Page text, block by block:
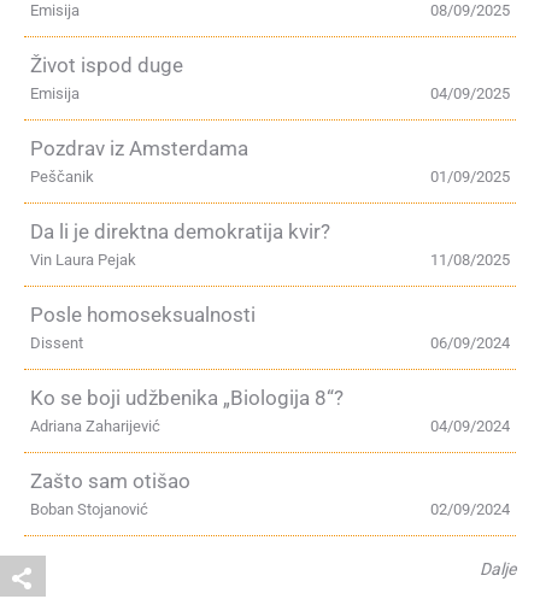
08/09/2025
Emisija
Život ispod duge
04/09/2025
Emisija
Pozdrav iz Amsterdama
01/09/2025
Peščanik
Da li je direktna demokratija kvir?
11/08/2025
Vin Laura Pejak
Posle homoseksualnosti
06/09/2024
Dissent
Ko se boji udžbenika „Biologija 8“?
04/09/2024
Adriana Zaharijević
Zašto sam otišao
02/09/2024
Boban Stojanović
Dalje